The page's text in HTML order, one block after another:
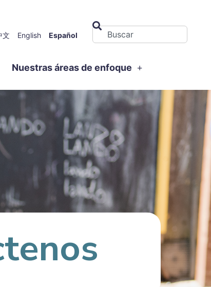
文 English Español
Nuestras áreas de enfoque